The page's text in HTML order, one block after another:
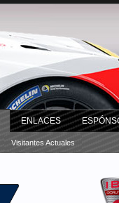
Visitantes Actuales
ENLACES